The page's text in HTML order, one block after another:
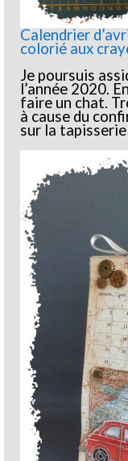
Calendrier
colorié aux
Je poursuis
l’année 2020.
faire un chat.
à cause du
sur la